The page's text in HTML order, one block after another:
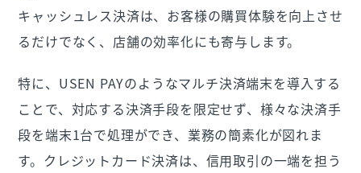
キャッシュレス決済は、お客様の購買体験を向上させ
るだけでなく、店舗の効率化にも寄与します。
特に、USEN PAYのようなマルチ決済端末を導入する
ことで、対応する決済手段を限定せず、様々な決済手
段を端末1台で処理ができ、業務の簡素化が図れま
す。クレジットカード決済は、信用取引の一端を担う